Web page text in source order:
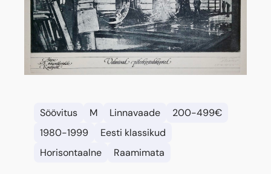
Söövitus M Linnavaade
200-499€
1980-1999
Eesti klassikud
Horisontaalne
Raamimata